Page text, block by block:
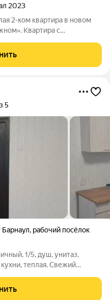
2023
2-ком квaртира в новом
Квартира с
отличную
двор, есть
5
Барнаул, рабочий посёлок
1/5, душ, унитаз,
теплая. Свежий
бассейн, почта, детские